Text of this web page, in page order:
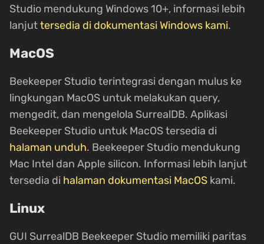
Studio mendukung Windows 10+, informasi lebih
lanjuttersedia di dokumentasi Windows kami.
MacOS
Beekeeper Studio terintegrasi dengan mulus ke
lingkungan MacOS untuk melakukan query,
mengedit, dan mengelola SurrealDB. Aplikasi
Beekeeper Studio untuk MacOS tersedia di
halaman unduh. Beekeeper Studio mendukung
Mac Intel dan Apple silicon. Informasi lebih lanjut
tersedia di halaman dokumentasi MacOS kami.
Linux
GUI SurrealDB Beekeeper Studio memiliki paritas